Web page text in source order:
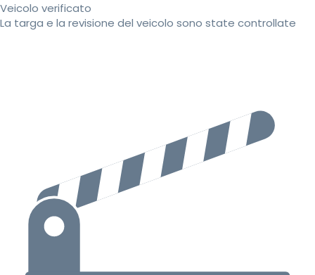
Veicolo verificato
La targa e la revisione del veicolo sono state controllate